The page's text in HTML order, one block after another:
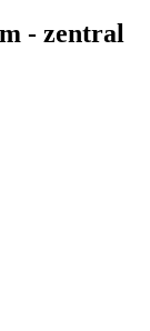
- zentral